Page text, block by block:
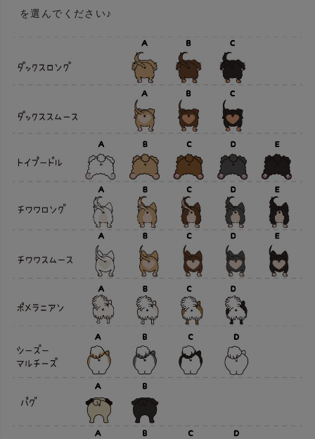
を選んでください♪